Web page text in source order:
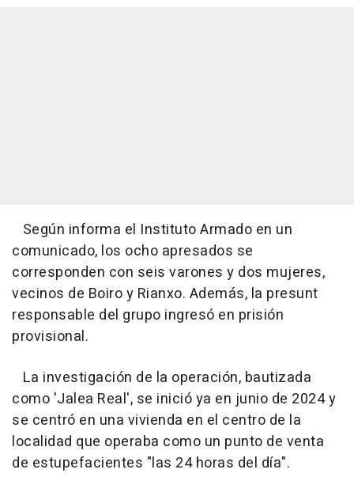
Según informa el Instituto Armado en un
comunicado, los ocho apresados se
corresponden con seis varones y dos mujeres,
vecinos de Boiro y Rianxo. Además, la presunt
responsable del grupo ingresó en prisión
provisional.
La investigación de la operación, bautizada
como 'Jalea Real', se inició ya en junio de 2024 y
se centró en una vivienda en el centro de la
localidad que operaba como un punto de venta
de estupefacientes "las 24 horas del día".